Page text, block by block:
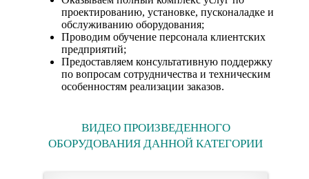
проектированию, установке, пусконаладке и
обслуживанию оборудования;
Проводим обучение персонала клиентских
предприятий;
Предоставляем консультативную поддержку
по вопросам сотрудничества и техническим
особенностям реализации заказов.
ВИДЕО ПРОИЗВЕДЕННОГО
ОБОРУДОВАНИЯ ДАННОЙ КАТЕГОРИИ